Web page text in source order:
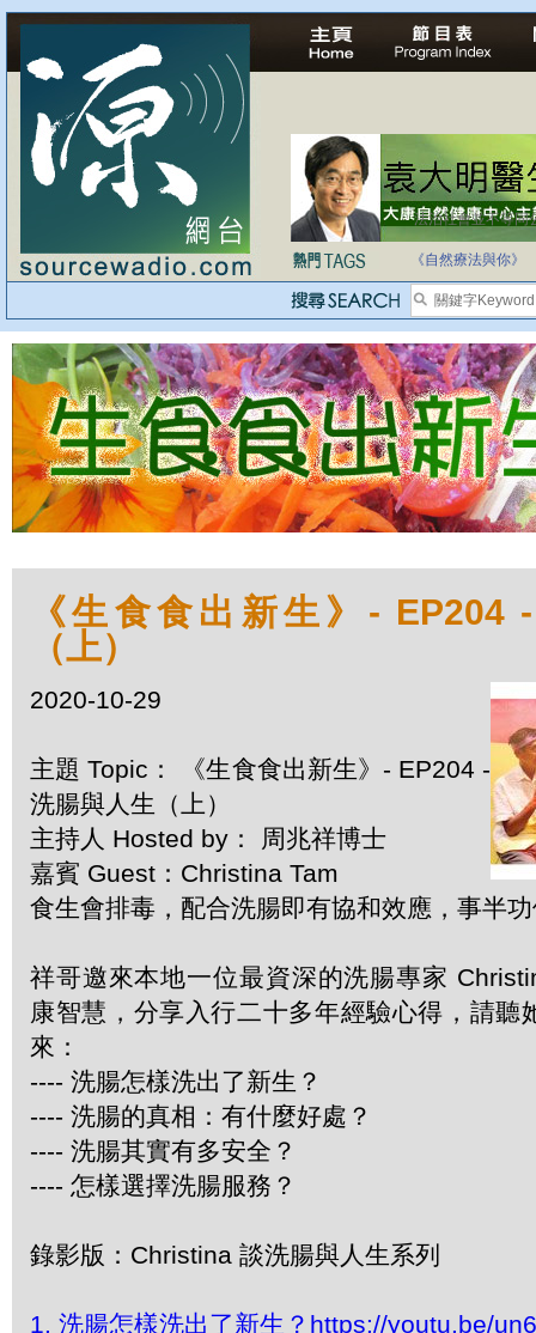
法治社會並不等同
《自然療法與你》
《生食食出新生》- EP204
（上）
2020-10-29
主題 Topic： 《生食食出新生》- EP204 -
洗腸與人生（上）
主持人 Hosted by： 周兆祥博士
嘉賓 Guest：Christina Tam
食生會排毒，配合洗腸即有協和效應，事半
祥哥邀來本地一位最資深的洗腸專家
康智慧，分享入行二十多年經驗心得，請聽
來：
---- 洗腸怎樣洗出了新生？
---- 洗腸的真相：有什麼好處？
---- 洗腸其實有多安全？
---- 怎樣選擇洗腸服務？
錄影版：Christina 談洗腸與人生系列
1. 洗腸怎樣洗出了新生？https://youtu.be/